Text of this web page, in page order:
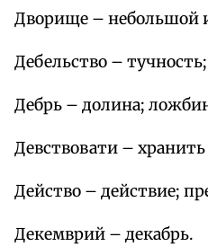
Дворище – небольшой
Дебельство –
Дебрь – долина;
Девствовати –
Действо – действие;
Декемврий – декабрь.